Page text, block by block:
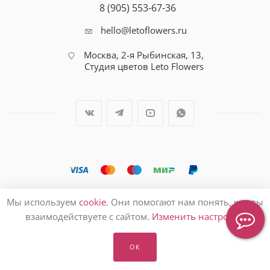
8 (905) 553-67-36
hello@letoflowers.ru
Москва, 2-я Рыбинская, 13,
Студия цветов Leto Flowers
Мы используем cookie. Они помогают нам понять, как вы
взаимодействуете с сайтом. Изменить настройки
ОК